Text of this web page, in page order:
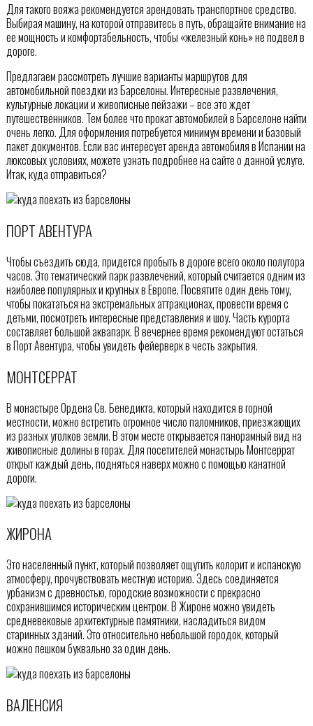
Для такого вояжа рекомендуется арендовать транспортное средство.
Выбирая машину, на которой отправитесь в путь, обращайте внимание на
ее мощность и комфортабельность, чтобы «железный конь» не подвел в
дороге.
Предлагаем рассмотреть лучшие варианты маршрутов для
автомобильной поездки из Барселоны. Интересные развлечения,
культурные локации и живописные пейзажи – все это ждет
путешественников. Тем более что прокат автомобилей в Барселоне найти
очень легко. Для оформления потребуется минимум времени и базовый
пакет документов. Если вас интересует аренда автомобиля в Испании на
люксовых условиях, можете узнать подробнее на сайте о данной услуге.
Итак, куда отправиться?
ПОРТ АВЕНТУРА
Чтобы съездить сюда, придется пробыть в дороге всего около полутора
часов. Это тематический парк развлечений, который считается одним из
наиболее популярных и крупных в Европе. Посвятите один день тому,
чтобы покататься на экстремальных аттракционах, провести время с
детьми, посмотреть интересные представления и шоу. Часть курорта
составляет большой аквапарк. В вечернее время рекомендуют остаться
в Порт Авентура, чтобы увидеть фейерверк в честь закрытия.
МОНТСЕРРАТ
В монастыре Ордена Св. Бенедикта, который находится в горной
местности, можно встретить огромное число паломников, приезжающих
из разных уголков земли. В этом месте открывается панорамный вид на
живописные долины в горах. Для посетителей монастырь Монтсеррат
открыт каждый день, подняться наверх можно с помощью канатной
дороги.
ЖИРОНА
Это населенный пункт, который позволяет ощутить колорит и испанскую
атмосферу, прочувствовать местную историю. Здесь соединяется
урбанизм с древностью, городские возможности с прекрасно
сохранившимся историческим центром. В Жироне можно увидеть
средневековые архитектурные памятники, насладиться видом
старинных зданий. Это относительно небольшой городок, который
можно пешком буквально за один день.
ВАЛЕНСИЯ